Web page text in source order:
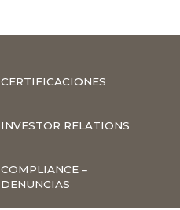
CERTIFICACIONES
INVESTOR RELATIONS
COMPLIANCE –
DENUNCIAS